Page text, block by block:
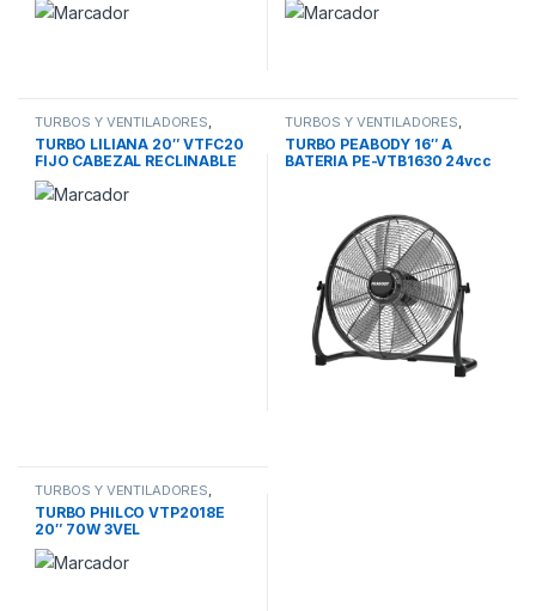
NEGRAS C/REPE
TURBOS Y VENTILADORES,
VENTILADOR TURBO
TURBO LILIANA 20″ VTFC20
FIJO CABEZAL RECLINABLE
90W CROMADO ASPAS
NEGRAS C/REPE
TURBOS Y VENTILADORES,
VENTILADOR TURBO
TURBO PEABODY 16″ A
BATERIA PE-VTB1630 24vcc
TURBOS Y VENTILADORES
TURBO PHILCO VTP2018E
20″ 70W 3VEL